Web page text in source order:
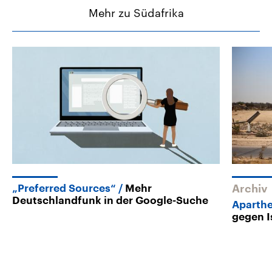
Mehr zu Südafrika
„Preferred Sources“
Mehr
Deutschlandfunk in der Google-Suche
Archiv
gegen